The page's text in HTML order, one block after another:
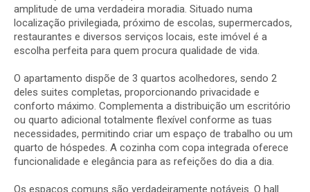
amplitude de uma verdadeira moradia. Situado numa
localização privilegiada, próximo de escolas, supermercados,
restaurantes e diversos serviços locais, este imóvel é a
escolha perfeita para quem procura qualidade de vida.
O apartamento dispõe de 3 quartos acolhedores, sendo 2
deles suites completas, proporcionando privacidade e
conforto máximo. Complementa a distribuição um escritório
ou quarto adicional totalmente flexível conforme as tuas
necessidades, permitindo criar um espaço de trabalho ou um
quarto de hóspedes. A cozinha com copa integrada oferece
funcionalidade e elegância para as refeições do dia a dia.
Os espaços comuns são verdadeiramente notáveis. O hall